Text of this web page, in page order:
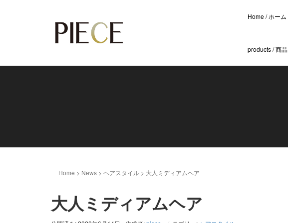
Home / ホーム
products / 商品
Home > News > ヘアスタイル > 大人ミディアムヘア
大人ミディアムヘア